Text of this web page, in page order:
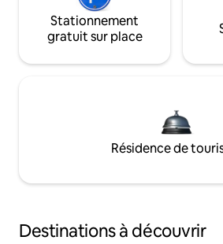
Stationnement
gratuit sur place
Résidence de
Destinations à découvrir